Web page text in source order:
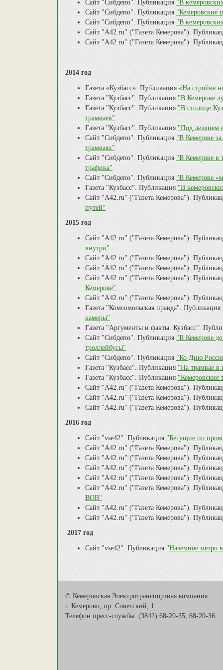
Сайт "Сибдепо". Публикация "В
Сайт "Сибдепо". Публикация "Кемеровские
Сайт "Сибдепо". Публикация "В
Сайт "А42.ru" ("Газета Кемерова").
Сайт "А42.ru" ("Газета Кемерова").
2014 год
Газета «Кузбасс». Публикация «На стройке
Газета "Кузбасс". Публикация "В Кемерове
Газета "Кузбасс". Публикация "В столице
трамваев"
Газета "Кузбасс". Публикация "Под лезвием
Сайт "Сибдепо". Публикация "В Кемерове
трамваях"
Сайт "Сибдепо". Публикация "В Кемерове в
трафика"
Сайт "Сибдепо". Публикация "В Кемерове
Газета "Кузбасс". Публикация "В
Сайт "А42.ru" ("Газета Кемерова").
путей"
2015 год
Сайт "А42.ru" ("Газета Кемерова").
внутри"
Сайт "А42.ru" ("Газета Кемерова").
Сайт "А42.ru" ("Газета Кемерова").
Сайт "А42.ru" ("Газета Кемерова").
Кемерове"
Сайт "А42.ru" ("Газета Кемерова").
Газета "Комсомольская правда". Публикация
камеры"
Газета "Аргументы и факты. Кузбасс".
Сайт "Сибдепо". Публикация "В Кемерове
троллейбусы"
Сайт "Сибдепо". Публикация "Ко Дню
Газета "Кузбасс". Публикация "На трамвае в
Газета "Кузбасс". Публикация "Кемеровские
Сайт "А42.ru" ("Газета Кемерова").
Сайт "А42.ru" ("Газета Кемерова").
Сайт "А42.ru" ("Газета Кемерова").
2016 год
Сайт "vse42". Публикация "Бегущие по
Сайт "А42.ru" ("Газета Кемерова").
Сайт "А42.ru" ("Газета Кемерова").
Сайт "А42.ru" ("Газета Кемерова").
Сайт "А42.ru" ("Газета Кемерова").
Сайт "А42.ru" ("Газета Кемерова").
ВОВ"
Сайт "А42.ru" ("Газета Кемерова").
Сайт "А42.ru" ("Газета Кемерова").
2017 год
Сайт "vse42". Публикация "Наземное метро
© Кемеровская Электротранспортная компания
г. Кемерово, пр. Советский, 1
Телефон пресс-службы: (3842) 68-20-35, 68-20-36